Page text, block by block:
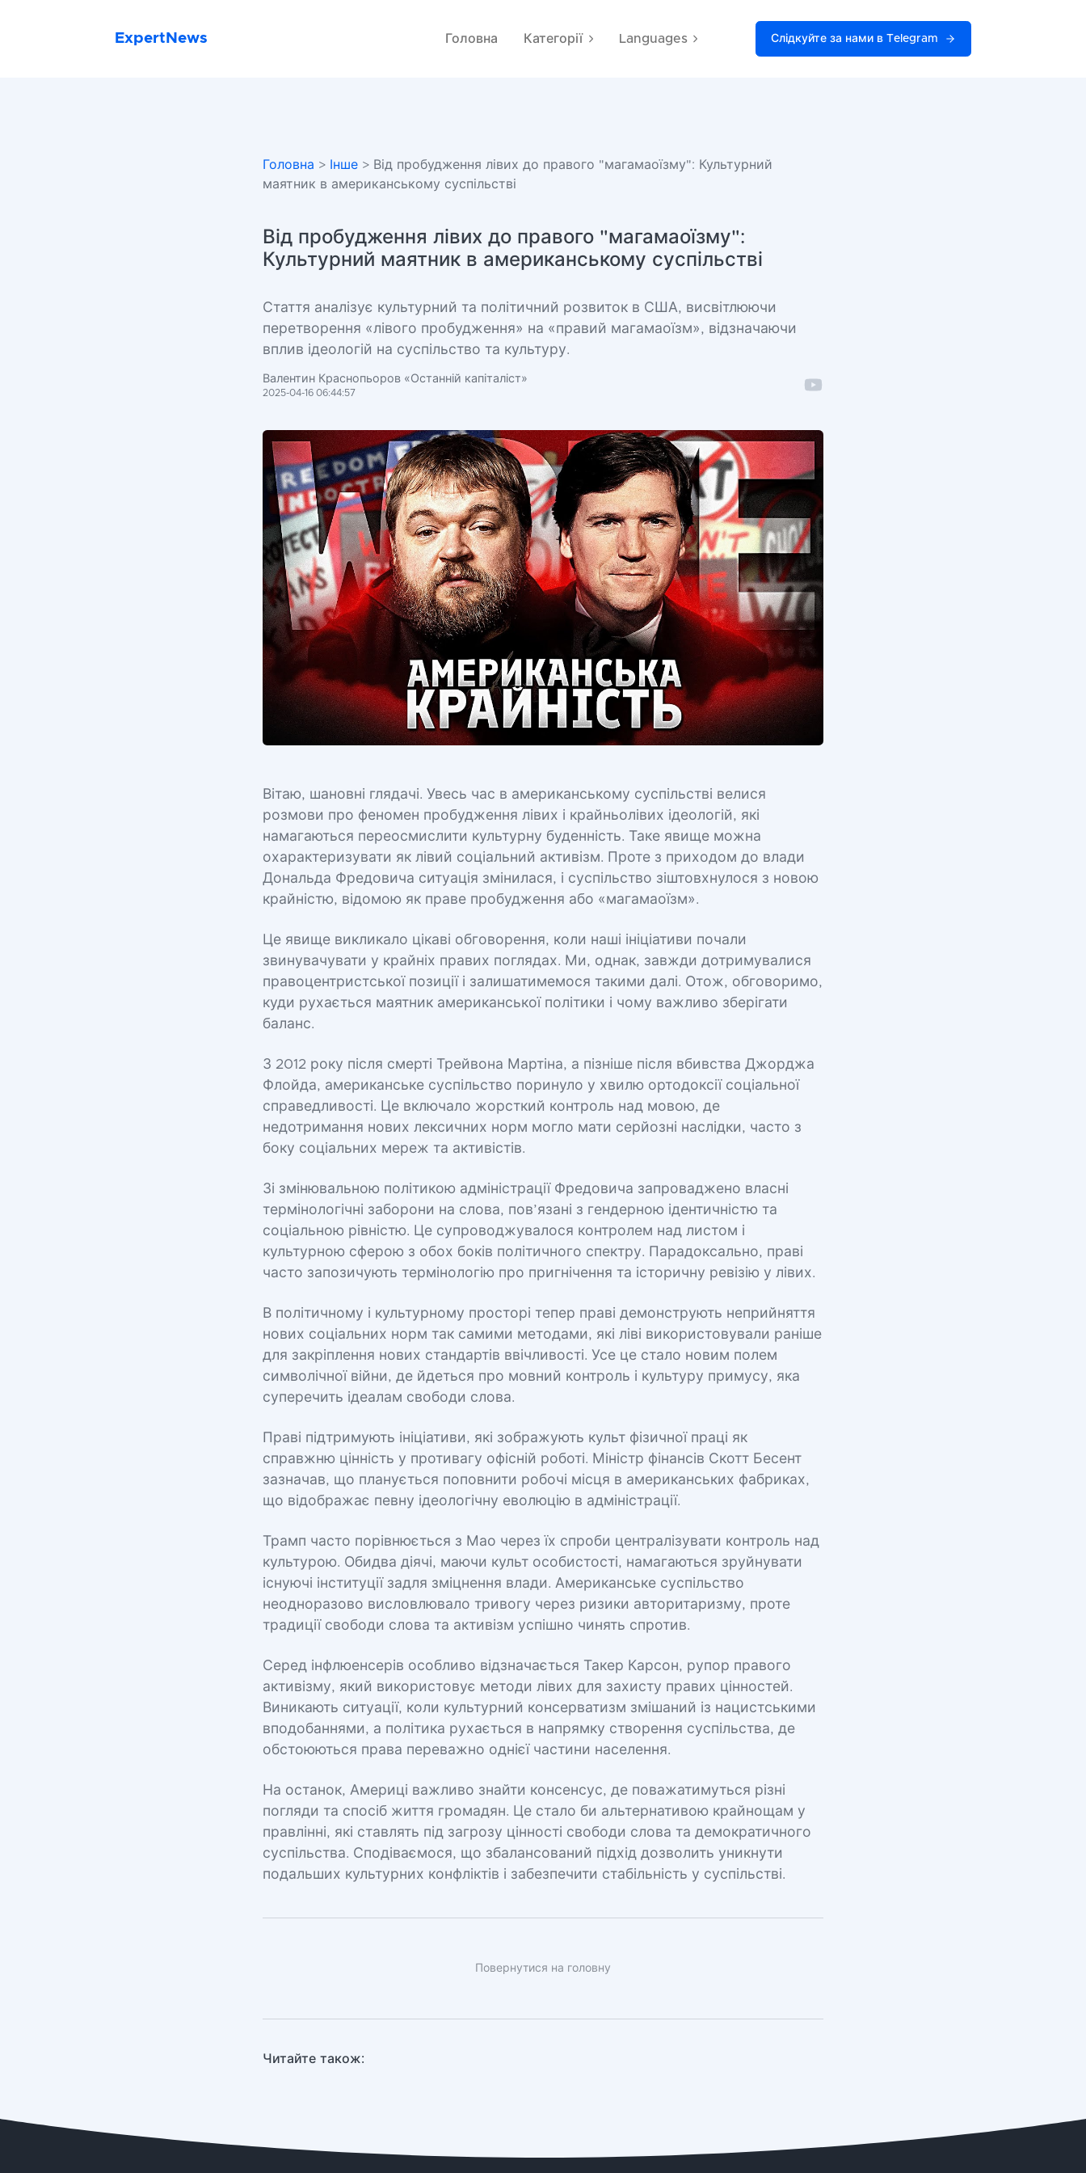
ExpertNews Головна Категорії Languages Слідкуйте за нами в Telegram
Головна > Інше > Від пробудження лівих до правого "магамаоїзму": Культурний
маятник в американському суспільстві
Від пробудження лівих до правого "магамаоїзму":
Культурний маятник в американському суспільстві
Стаття аналізує культурний та політичний розвиток в США, висвітлюючи
перетворення «лівого пробудження» на «правий магамаоїзм», відзначаючи
вплив ідеологій на суспільство та культуру.
Валентин Краснопьоров «Останній капіталіст»
2025-04-16 06:44:57
Вітаю, шановні глядачі. Увесь час в американському суспільстві велися
розмови про феномен пробудження лівих і крайньолівих ідеологій, які
намагаються переосмислити культурну буденність. Таке явище можна
охарактеризувати як лівий соціальний активізм. Проте з приходом до влади
Дональда Фредовича ситуація змінилася, і суспільство зіштовхнулося з новою
крайністю, відомою як праве пробудження або «магамаоїзм».
Це явище викликало цікаві обговорення, коли наші ініціативи почали
звинувачувати у крайніх правих поглядах. Ми, однак, завжди дотримувалися
правоцентристської позиції і залишатимемося такими далі. Отож, обговоримо,
куди рухається маятник американської політики і чому важливо зберігати
баланс.
З 2012 року після смерті Трейвона Мартіна, а пізніше після вбивства Джорджа
Флойда, американське суспільство поринуло у хвилю ортодоксії соціальної
справедливості. Це включало жорсткий контроль над мовою, де
недотримання нових лексичних норм могло мати серйозні наслідки, часто з
боку соціальних мереж та активістів.
Зі змінювальною політикою адміністрації Фредовича запроваджено власні
термінологічні заборони на слова, пов’язані з гендерною ідентичністю та
соціальною рівністю. Це супроводжувалося контролем над листом і
культурною сферою з обох боків політичного спектру. Парадоксально, праві
часто запозичують термінологію про пригнічення та історичну ревізію у лівих.
В політичному і культурному просторі тепер праві демонструють неприйняття
нових соціальних норм так самими методами, які ліві використовували раніше
для закріплення нових стандартів ввічливості. Усе це стало новим полем
символічної війни, де йдеться про мовний контроль і культуру примусу, яка
суперечить ідеалам свободи слова.
Праві підтримують ініціативи, які зображують культ фізичної праці як
справжню цінність у противагу офісній роботі. Міністр фінансів Скотт Бесент
зазначав, що планується поповнити робочі місця в американських фабриках,
що відображає певну ідеологічну еволюцію в адміністрації.
Трамп часто порівнюється з Мао через їх спроби централізувати контроль над
культурою. Обидва діячі, маючи культ особистості, намагаються зруйнувати
існуючі інституції задля зміцнення влади. Американське суспільство
неодноразово висловлювало тривогу через ризики авторитаризму, проте
традиції свободи слова та активізм успішно чинять спротив.
Серед інфлюенсерів особливо відзначається Такер Карсон, рупор правого
активізму, який використовує методи лівих для захисту правих цінностей.
Виникають ситуації, коли культурний консерватизм змішаний із нацистськими
вподобаннями, а політика рухається в напрямку створення суспільства, де
обстоюються права переважно однієї частини населення.
На останок, Америці важливо знайти консенсус, де поважатимуться різні
погляди та спосіб життя громадян. Це стало би альтернативою крайнощам у
правлінні, які ставлять під загрозу цінності свободи слова та демократичного
суспільства. Сподіваємося, що збалансований підхід дозволить уникнути
подальших культурних конфліктів і забезпечити стабільність у суспільстві.
Повернутися на головну
Читайте також: